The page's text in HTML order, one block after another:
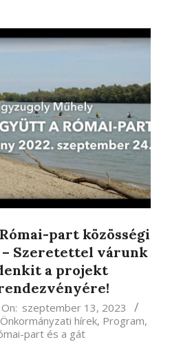
part közösségi
Szeretettel várunk
a projekt
On: szeptember 13, 2023
Önkormányzati hírek, Program,
part és a gát